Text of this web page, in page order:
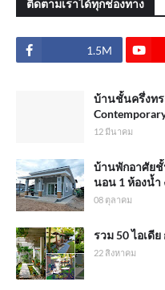
ติดตามเราได้ทุกช่องทาง
1.5M
บ้านชั้นครึ่งทร
12 มีนาคม
บ้านพักอาศัยชั้
นอน 1 ห้องน้ำ
08 ตุลาคม
รวม 50 ไอเดี
22 สิงหาคม